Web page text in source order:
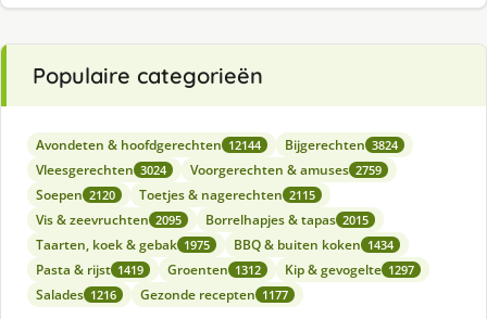
Populaire categorieën
Avondeten & hoofdgerechten 12144 Bijgerechten 3824
Vleesgerechten 3024 Voorgerechten & amuses 2759
Soepen 2120 Toetjes & nagerechten 2115
Vis & zeevruchten 2095 Borrelhapjes & tapas 2015
Taarten, koek & gebak 1975 BBQ & buiten koken 1434
Pasta & rijst 1419 Groenten 1312 Kip & gevogelte 1297
Salades 1216 Gezonde recepten 1177